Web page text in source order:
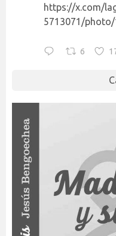
https://x.com/
5713071/photo/
6